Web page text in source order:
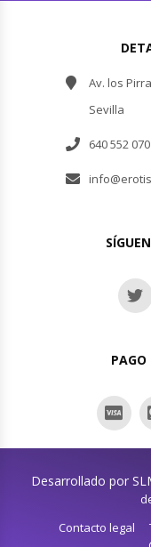
Av. los
Sevilla
640 552 070
PAGO
Desarrollado por
Contacto legal